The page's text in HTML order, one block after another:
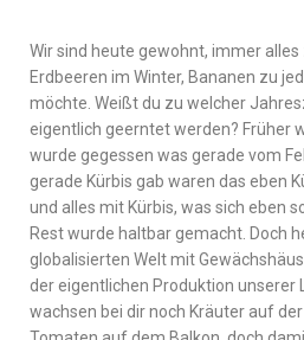
Wir sind heute gewohnt, immer
Erdbeeren im Winter, Bananen zu
möchte. Weißt du zu welcher
eigentlich geerntet werden? Früher
wurde gegessen was gerade vom
gerade Kürbis gab waren das eben
und alles mit Kürbis, was sich eben
Rest wurde haltbar gemacht. Doch
globalisierten Welt mit
der eigentlichen Produktion unserer
wachsen bei dir noch Kräuter auf